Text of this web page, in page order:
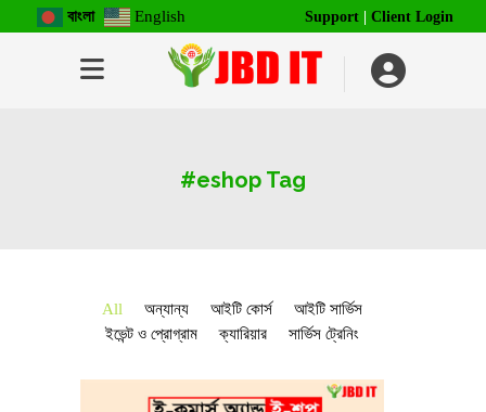
বাংলা English Support Client Login
#eshop Tag
All অন্যান্য আইটি কোর্স
আইটি সার্ভিস
ইভেন্ট ও প্রোগ্রাম
ক্যারিয়ার সার্ভিস ট্রেনিং